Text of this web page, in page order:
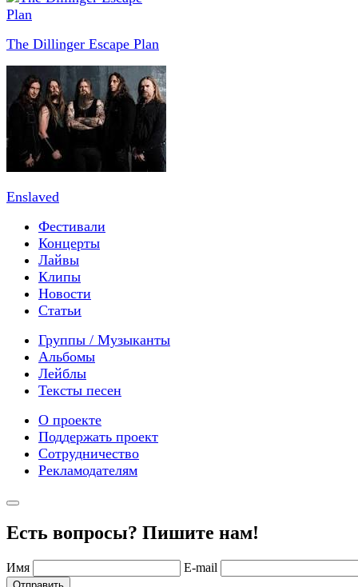
The Dillinger Escape Plan
Enslaved
Фестивали
Концерты
Лайвы
Клипы
Новости
Статьи
Группы / Музыканты
Альбомы
Лейблы
Тексты песен
О проекте
Поддержать проект
Сотрудничество
Рекламодателям
Есть вопросы? Пишите нам!
Имя E-mail